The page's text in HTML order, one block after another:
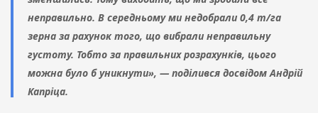
неправильно. В середньому ми недобрали 0,4 т/га
зерна за рахунок того, що вибрали неправильну
густоту. Тобто за правильних розрахунків, цього
можна було б уникнути», — поділився досвідом Андрій
Капріца.